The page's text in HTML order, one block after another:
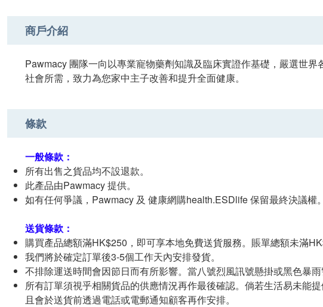
商戶介紹
Pawmacy 團隊一向以專業寵物藥劑知識及臨床實證作基礎，嚴選世
社會所需，致力為您家中主子改善和提升全面健康。
條款
一般條款：
所有出售之貨品均不設退款。
此產品由Pawmacy 提供。
如有任何爭議，Pawmacy 及 健康網購health.ESDlife 保留最終決議權。
送貨條款：
購買產品總額滿HK$250，即可享本地免費送貨服務。賬單總額未滿
我們將於確定訂單後3-5個工作天內安排發貨。
不排除運送時間會因節日而有所影響。當八號烈風訊號懸掛或黑色暴
所有訂單須視乎相關貨品的供應情況再作最後確認。倘若生活易未能
且會於送貨前透過電話或電郵通知顧客再作安排。